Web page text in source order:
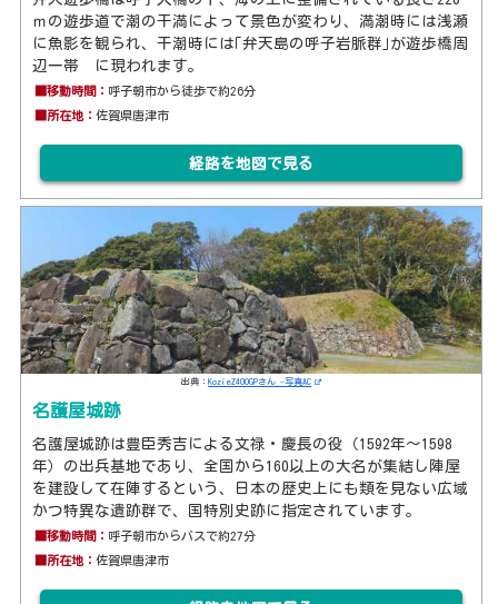
ｍの遊歩道で潮の干満によって景色が変わり、満潮時には浅瀬
に魚影を観られ、干潮時には｢弁天島の呼子岩脈群｣が遊歩橋周
辺一帯 に現われます。
■移動時間： 呼子朝市から徒歩で約26分
■所在地：佐賀県唐津市
経路を地図で見る
出典：KozieZ400GPさん -写真AC
名護屋城跡
名護屋城跡は豊臣秀吉による文禄・慶長の役（1592年～1598
年）の出兵基地であり、全国から160以上の大名が集結し陣屋
を建設して在陣するという、日本の歴史上にも類を見ない広域
かつ特異な遺跡群で、国特別史跡に指定されています。
■移動時間： 呼子朝市からバスで約27分
■所在地：佐賀県唐津市